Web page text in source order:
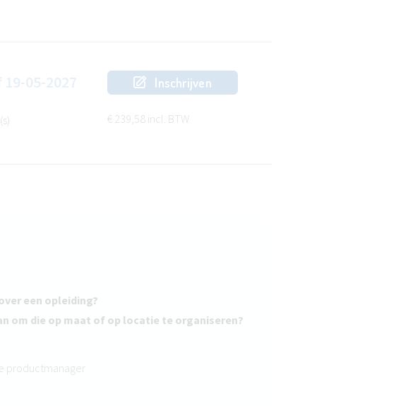
Inschrijven
€ 239,58 incl. BTW
een opleiding?
om die op maat of op locatie te organiseren?
productmanager